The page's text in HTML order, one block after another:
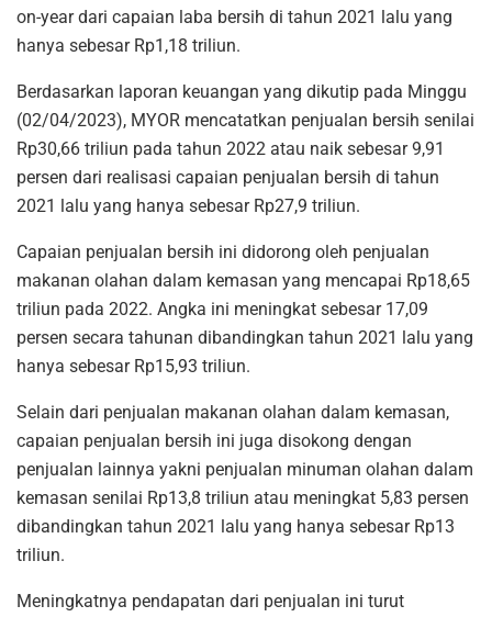
on-year dari capaian laba bersih di tahun 2021 lalu yang
hanya sebesar Rp1,18 triliun.
Berdasarkan laporan keuangan yang dikutip pada Minggu
(02/04/2023), MYOR mencatatkan penjualan bersih senilai
Rp30,66 triliun pada tahun 2022 atau naik sebesar 9,91
persen dari realisasi capaian penjualan bersih di tahun
2021 lalu yang hanya sebesar Rp27,9 triliun.
Capaian penjualan bersih ini didorong oleh penjualan
makanan olahan dalam kemasan yang mencapai Rp18,65
triliun pada 2022. Angka ini meningkat sebesar 17,09
persen secara tahunan dibandingkan tahun 2021 lalu yang
hanya sebesar Rp15,93 triliun.
Selain dari penjualan makanan olahan dalam kemasan,
capaian penjualan bersih ini juga disokong dengan
penjualan lainnya yakni penjualan minuman olahan dalam
kemasan senilai Rp13,8 triliun atau meningkat 5,83 persen
dibandingkan tahun 2021 lalu yang hanya sebesar Rp13
triliun.
Meningkatnya pendapatan dari penjualan ini turut